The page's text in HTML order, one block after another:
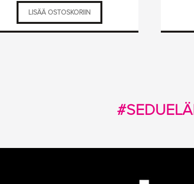
LISÄÄ OSTOSKORIIN